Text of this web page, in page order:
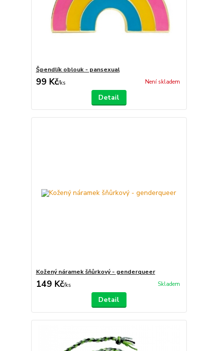
Špendlík oblouk - pansexual
99 Kč/ks Není skladem
Detail
Kožený náramek šňůrkový - genderqueer
149 Kč/ks Skladem
Detail